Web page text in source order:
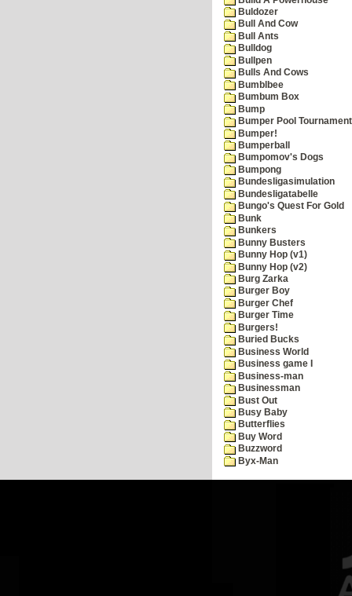
Buldozer
Bull And Cow
Bull Ants
Bulldog
Bullpen
Bulls And Cows
Bumblbee
Bumbum Box
Bump
Bumper Pool Tournament
Bumper!
Bumperball
Bumpomov's Dogs
Bumpong
Bundesligasimulation
Bundesligatabelle
Bungo's Quest For Gold
Bunk
Bunkers
Bunny Busters
Bunny Hop (v1)
Bunny Hop (v2)
Burg Zarka
Burger Boy
Burger Chef
Burger Time
Burgers!
Buried Bucks
Business World
Business game I
Business-man
Businessman
Bust Out
Busy Baby
Butterflies
Buy Word
Buzzword
Byx-Man